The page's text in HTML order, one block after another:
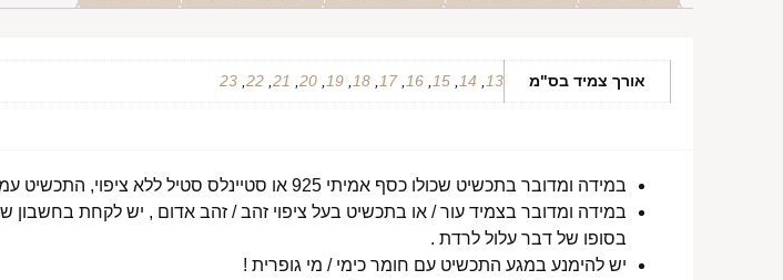
אורך צמיד בס"מ 13
14
15
16
17
18
19
20
,
21
,
22
,
23
במידה ומדובר בתכשיט שכולו כסף אמיתי 925 או סטיינלס סטיל ללא ציפוי, התכשיט עמיד למים לטווח ארוך ביותר מעל שנה !
במידה ומדובר בצמיד עור / או בתכשיט בעל ציפוי זהב / זהב אדום , יש לקחת בחשבון
בסופו של דבר עלול לרדת .
יש להימנע במגע התכשיט עם חומר כימי / מי גופרית !